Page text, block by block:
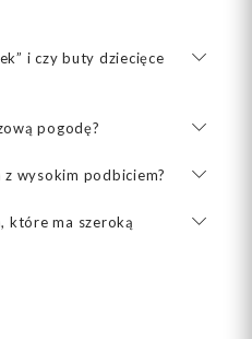
i czy buty dziecięce
pogodę?
wysokim podbiciem?
które ma szeroką